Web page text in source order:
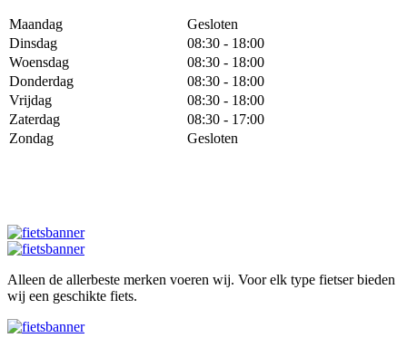
Maandag
Gesloten
Dinsdag
08:30 - 18:00
Woensdag
08:30 - 18:00
Donderdag
08:30 - 18:00
Vrijdag
08:30 - 18:00
Zaterdag
08:30 - 17:00
Zondag
Gesloten
Alleen de allerbeste merken voeren wij. Voor elk type fietser bieden
wij een geschikte fiets.